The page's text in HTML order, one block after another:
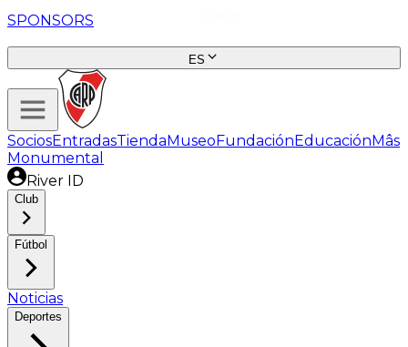
SPONSORS
ES
SociosEntradasTiendaMuseoFundaciónEducaciónMâs
Monumental
River ID
Club
Fútbol
Noticias
Deportes